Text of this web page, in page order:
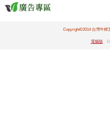
Copyright©2014 台灣牛樟
電腦版